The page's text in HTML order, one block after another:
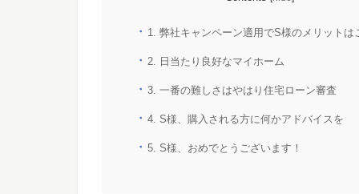
1. 弊社キャンペーン適用でS様のメリットは
2. 日当たり良好なマイホーム
3. 一番の難しさはやはり住宅ローン審査
4. S様、購入される方に何かアドバイスを
5. S様、おめでとうございます！